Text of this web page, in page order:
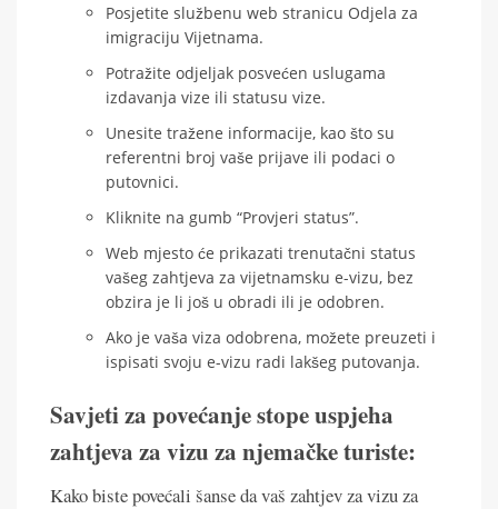
Posjetite službenu web stranicu Odjela za
imigraciju Vijetnama.
Potražite odjeljak posvećen uslugama
izdavanja vize ili statusu vize.
Unesite tražene informacije, kao što su
referentni broj vaše prijave ili podaci o
putovnici.
Kliknite na gumb “Provjeri status”.
Web mjesto će prikazati trenutačni status
vašeg zahtjeva za vijetnamsku e-vizu, bez
obzira je li još u obradi ili je odobren.
Ako je vaša viza odobrena, možete preuzeti i
ispisati svoju e-vizu radi lakšeg putovanja.
Savjeti za povećanje stope uspjeha
zahtjeva za vizu za njemačke turiste:
Kako biste povećali šanse da vaš zahtjev za vizu za